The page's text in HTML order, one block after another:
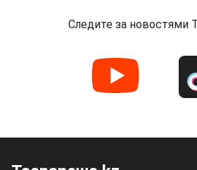
Следите за новостями